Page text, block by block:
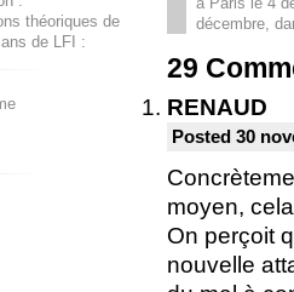
décembre,
29
RENAUD
Posted 30
moyen,
On perçoit
nouvelle
théoriques de
de LFI :